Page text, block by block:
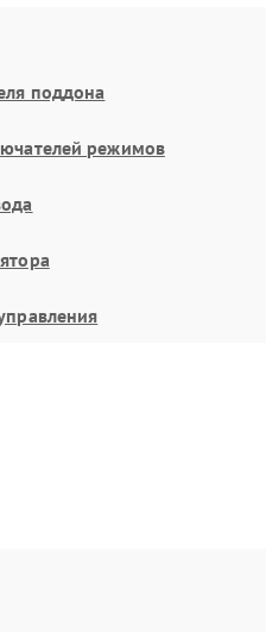
поддона
режимов